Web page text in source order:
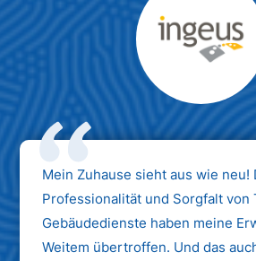
Max Mustermann
Unternehmen AG
Mein Zuhause sieht aus wie neu!
Professionalität und Sorgfalt von
Gebäudedienste haben meine
Weitem übertroffen. Und das